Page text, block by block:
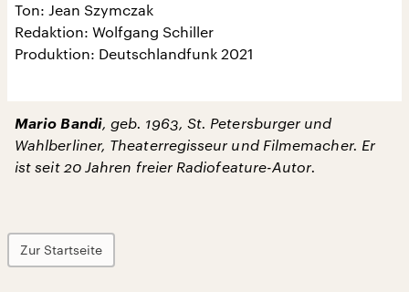
Ton: Jean Szymczak
Redaktion: Wolfgang Schiller
Produktion: Deutschlandfunk 2021
Mario Bandi, geb. 1963, St. Petersburger und
Wahlberliner, Theaterregisseur und Filmemacher. Er
ist seit 20 Jahren freier Radiofeature-Autor.
Zur Startseite